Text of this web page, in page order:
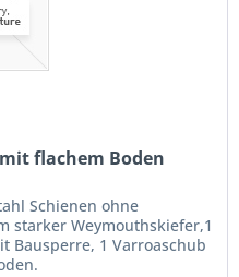
flachem Boden
Schienen ohne
starker Weymouthskiefer,1
Bausperre, 1 Varroaschub